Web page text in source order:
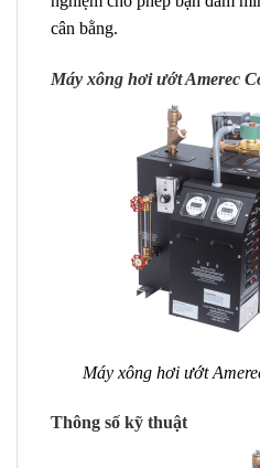
cân bằng.
Máy xông hơi ướt Amerec
Máy xông hơi ướt
Thông số kỹ thuật